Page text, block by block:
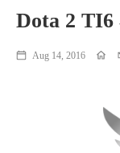
Dota 2 TI6
Aug 14, 2016